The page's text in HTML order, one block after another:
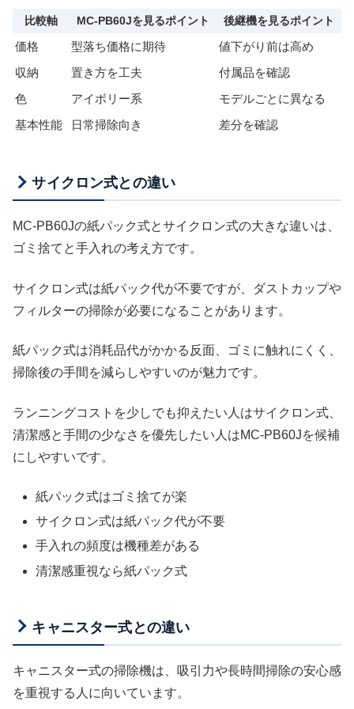
比較軸 MC-PB60Jを見るポイント 後継機を見るポイント
価格 型落ち価格に期待
値下がり前は高め
収納
置き方を工夫
付属品を確認
色
アイボリー系
モデルごとに異なる
基本性能
日常掃除向き 差分を確認
サイクロン式との違い
MC-PB60Jの紙パック式とサイクロン式の大きな違いは、
ゴミ捨てと手入れの考え方です。
サイクロン式は紙パック代が不要ですが、ダストカップや
フィルターの掃除が必要になることがあります。
紙パック式は消耗品代がかかる反面、ゴミに触れにくく、
掃除後の手間を減らしやすいのが魅力です。
ランニングコストを少しでも抑えたい人はサイクロン式、
清潔感と手間の少なさを優先したい人はMC-PB60Jを候補
にしやすいです。
紙パック式はゴミ捨てが楽
サイクロン式は紙パック代が不要
手入れの頻度は機種差がある
清潔感重視なら紙パック式
キャニスター式との違い
キャニスター式の掃除機は、吸引力や長時間掃除の安心感
を重視する人に向いています。